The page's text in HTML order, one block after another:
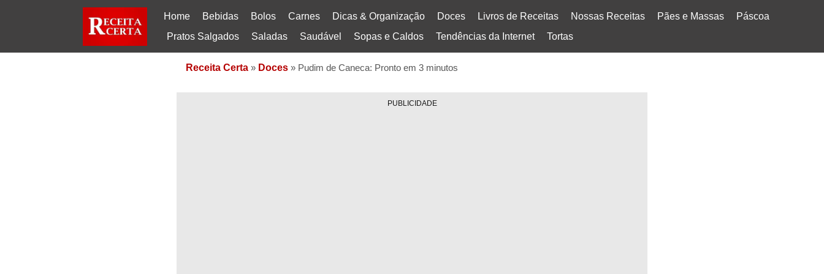
Home Bebidas Bolos Carnes Dicas & Organização Doces Livros de Receitas Nossas Receitas Pães e Massas
Páscoa
Pratos Salgados
Saladas Saudável Sopas e Caldos Tendências da Internet Tortas
Receita Certa » Doces » Pudim de Caneca: Pronto em 3 minutos
PUBLICIDADE